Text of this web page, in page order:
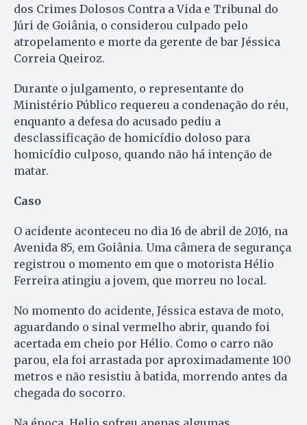
dos Crimes Dolosos Contra a Vida e Tribunal do
Júri de Goiânia, o considerou culpado pelo
atropelamento e morte da gerente de bar Jéssica
Correia Queiroz.
Durante o julgamento, o representante do
Ministério Público requereu a condenação do réu,
enquanto a defesa do acusado pediu a
desclassificação de homicídio doloso para
homicídio culposo, quando não há intenção de
matar.
Caso
O acidente aconteceu no dia 16 de abril de 2016, na
Avenida 85, em Goiânia. Uma câmera de segurança
registrou o momento em que o motorista Hélio
Ferreira atingiu a jovem, que morreu no local.
No momento do acidente, Jéssica estava de moto,
aguardando o sinal vermelho abrir, quando foi
acertada em cheio por Hélio. Como o carro não
parou, ela foi arrastada por aproximadamente 100
metros e não resistiu à batida, morrendo antes da
chegada do socorro.